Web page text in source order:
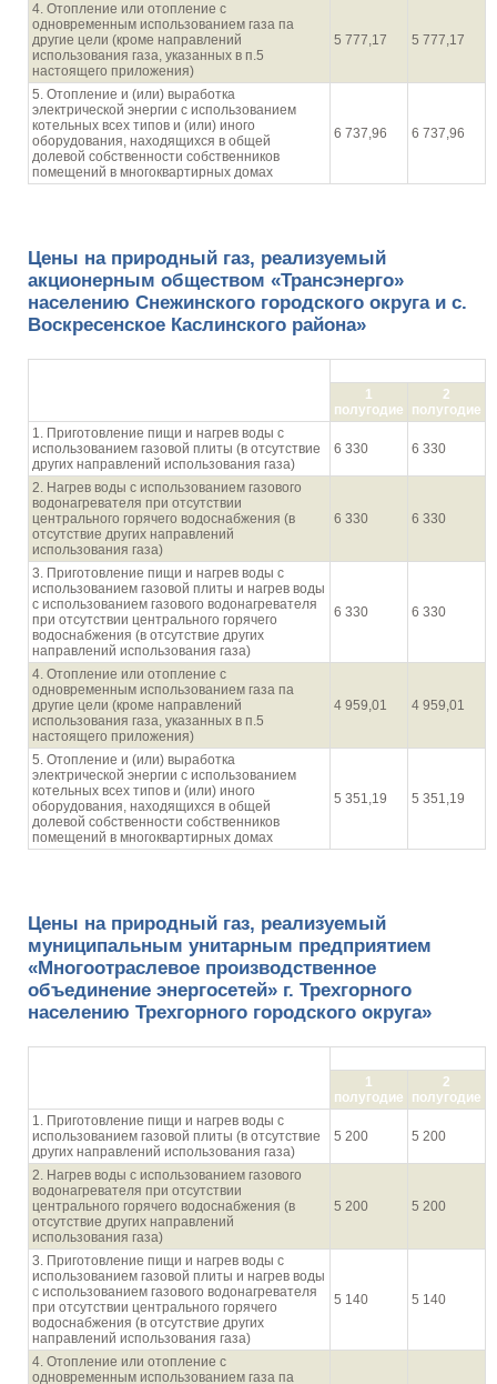
4. Отопление или отопление с
одновременным использованием газа па
другие цели (кроме направлений
использования газа, указанных в п.5
настоящего приложения)
5 777,17 5 777,17
5. Отопление и (или) выработка
электрической энергии с использованием
котельных всех типов и (или) иного
оборудования, находящихся в общей
долевой собственности собственников
помещений в многоквартирных домах
6 737,96 6 737,96
Цены на природный газ, реализуемый
акционерным обществом «Трансэнерго»
населению Снежинского городского округа и с.
Воскресенское Каслинского района»
1
полугодие
2
полугодие
1. Приготовление пищи и нагрев воды с
использованием газовой плиты (в отсутствие
других направлений использования газа)
6 330 6 330
2. Нагрев воды с использованием газового
водонагревателя при отсутствии
центрального горячего водоснабжения (в
отсутствие других направлений
использования газа)
6 330 6 330
3. Приготовление пищи и нагрев воды с
использованием газовой плиты и нагрев воды
с использованием газового водонагревателя
при отсутствии центрального горячего
водоснабжения (в отсутствие других
направлений использования газа)
6 330 6 330
4. Отопление или отопление с
одновременным использованием газа па
другие цели (кроме направлений
использования газа, указанных в п.5
настоящего приложения)
4 959,01 4 959,01
5. Отопление и (или) выработка
электрической энергии с использованием
котельных всех типов и (или) иного
оборудования, находящихся в общей
долевой собственности собственников
помещений в многоквартирных домах
5 351,19 5 351,19
Цены на природный газ, реализуемый
муниципальным унитарным предприятием
«Многоотраслевое производственное
объединение энергосетей» г. Трехгорного
населению Трехгорного городского округа»
1
полугодие
2
полугодие
1. Приготовление пищи и нагрев воды с
использованием газовой плиты (в отсутствие
других направлений использования газа)
5 200 5 200
2. Нагрев воды с использованием газового
водонагревателя при отсутствии
центрального горячего водоснабжения (в
отсутствие других направлений
использования газа)
5 200 5 200
3. Приготовление пищи и нагрев воды с
использованием газовой плиты и нагрев воды
с использованием газового водонагревателя
при отсутствии центрального горячего
водоснабжения (в отсутствие других
направлений использования газа)
5 140 5 140
4. Отопление или отопление с
одновременным использованием газа па